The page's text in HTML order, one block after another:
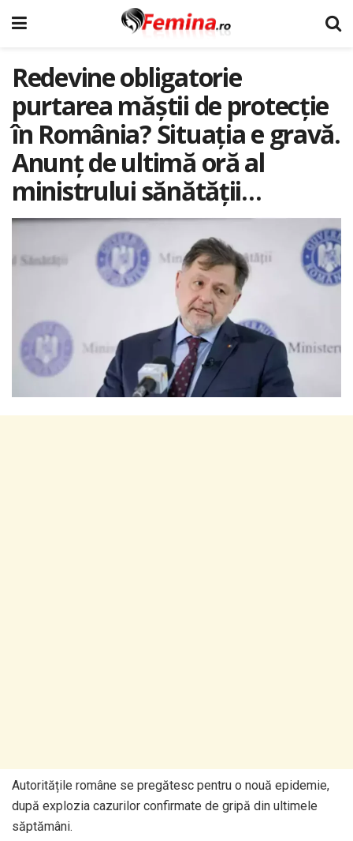
Redevine obligatorie
purtarea măștii de protecție
în România? Situația e gravă.
Anunț de ultimă oră al
ministrului sănătății…
Autoritățile române se pregătesc pentru o nouă epidemie,
după explozia cazurilor confirmate de gripă din ultimele
săptămâni.